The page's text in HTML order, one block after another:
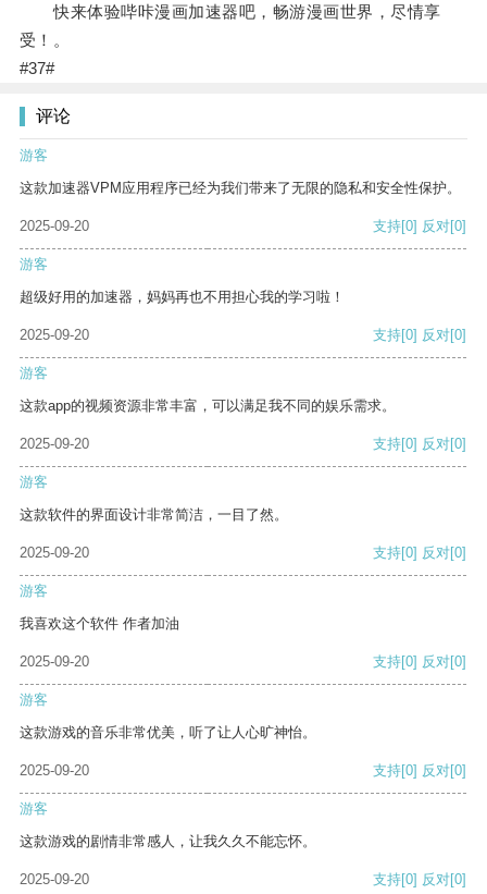
快来体验哔咔漫画加速器吧，畅游漫画世界，尽情享
受！。
#37#
评论
游客
这款加速器VPM应用程序已经为我们带来了无限的隐私和安全性保护。
2025-09-20 支持[0] 反对[0]
游客
超级好用的加速器，妈妈再也不用担心我的学习啦！
2025-09-20 支持[0] 反对[0]
游客
这款app的视频资源非常丰富，可以满足我不同的娱乐需求。
2025-09-20 支持[0] 反对[0]
游客
这款软件的界面设计非常简洁，一目了然。
2025-09-20 支持[0] 反对[0]
游客
我喜欢这个软件 作者加油
2025-09-20 支持[0] 反对[0]
游客
这款游戏的音乐非常优美，听了让人心旷神怡。
2025-09-20 支持[0] 反对[0]
游客
这款游戏的剧情非常感人，让我久久不能忘怀。
2025-09-20 支持[0] 反对[0]